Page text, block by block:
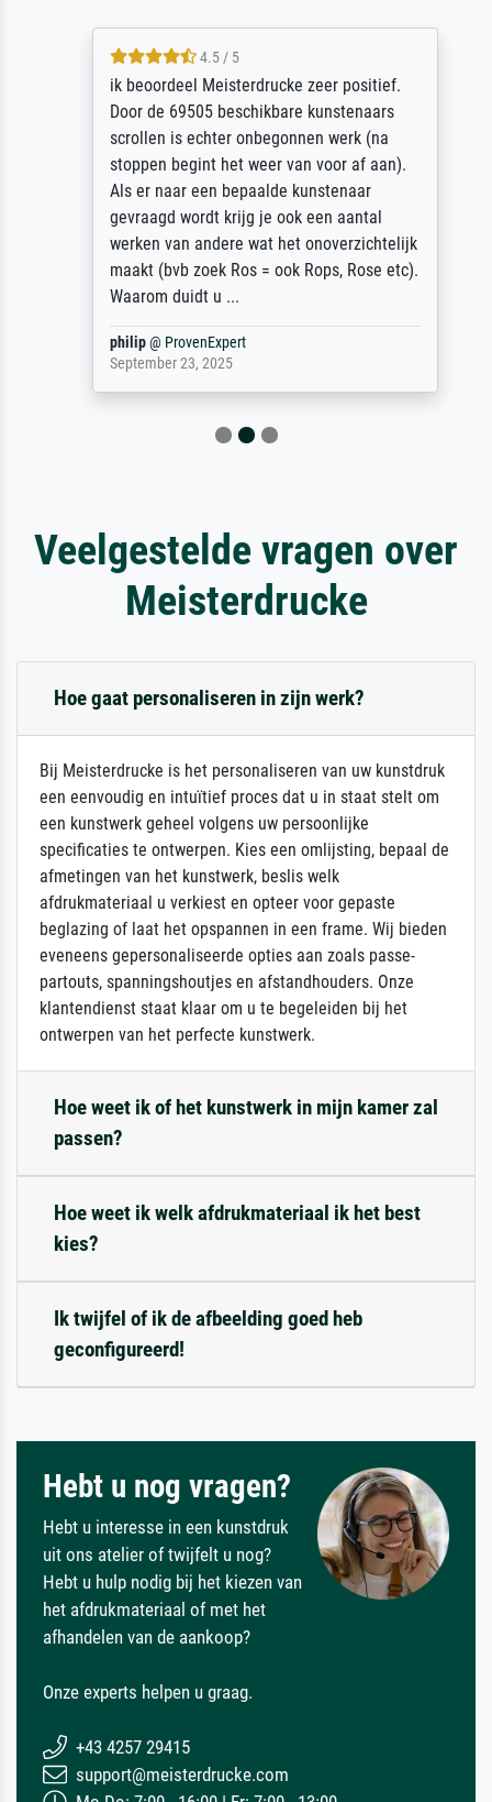
4.5 / 5
ik beoordeel Meisterdrucke zeer positief.
Door de 69505 beschikbare kunstenaars
scrollen is echter onbegonnen werk (na
stoppen begint het weer van voor af aan).
Als er naar een bepaalde kunstenaar
gevraagd wordt krijg je ook een aantal
werken van andere wat het onoverzichtelijk
maakt (bvb zoek Ros = ook Rops, Rose etc).
Waarom duidt u ...
philip@ProvenExpert
September 23, 2025
Veelgestelde vragen over
Meisterdrucke
Hoe gaat personaliseren in zijn werk?
Bij Meisterdrucke is het personaliseren van uw kunstdruk
een eenvoudig en intuïtief proces dat u in staat stelt om
een kunstwerk geheel volgens uw persoonlijke
specificaties te ontwerpen. Kies een omlijsting, bepaal de
afmetingen van het kunstwerk, beslis welk
afdrukmateriaal u verkiest en opteer voor gepaste
beglazing of laat het opspannen in een frame. Wij bieden
eveneens gepersonaliseerde opties aan zoals passe-
partouts, spanningshoutjes en afstandhouders. Onze
klantendienst staat klaar om u te begeleiden bij het
ontwerpen van het perfecte kunstwerk.
Hoe weet ik of het kunstwerk in mijn kamer zal
passen?
Hoe weet ik welk afdrukmateriaal ik het best
kies?
Ik twijfel of ik de afbeelding goed heb
geconfigureerd!
Hebt u nog vragen?
Hebt u interesse in een kunstdruk
uit ons atelier of twijfelt u nog?
Hebt u hulp nodig bij het kiezen van
het afdrukmateriaal of met het
afhandelen van de aankoop?
Onze experts helpen u graag.
+43 4257 29415
support@meisterdrucke.com